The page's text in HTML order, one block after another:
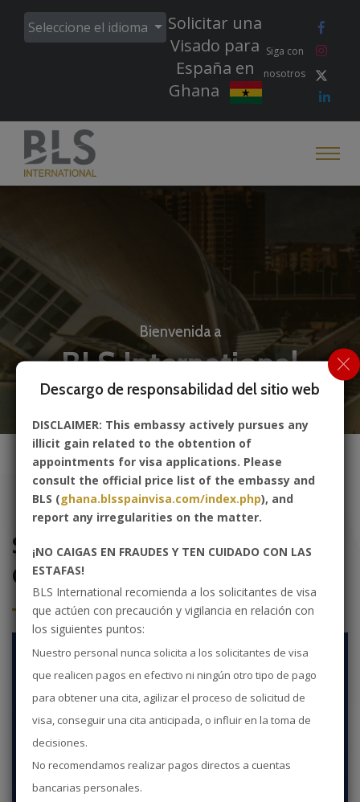
Descargo de responsabilidad del sitio web
DISCLAIMER: This embassy actively pursues any
illicit gain related to the obtention of
appointments for visa applications. Please
consult the official price list of the embassy and
BLS (ghana.blsspainvisa.com/index.php), and
report any irregularities on the matter.
¡NO CAIGAS EN FRAUDES Y TEN CUIDADO CON LAS
ESTAFAS!
BLS International recomienda a los solicitantes de visa
que actúen con precaución y vigilancia en relación con
los siguientes puntos:
Nuestro personal nunca solicita a los solicitantes de visa
que realicen pagos en efectivo ni ningún otro tipo de pago
para obtener una cita, agilizar el proceso de solicitud de
visa, conseguir una cita anticipada, o influir en la toma de
decisiones.
No recomendamos realizar pagos directos a cuentas
bancarias personales.
Seleccione el idioma
Solicitar una
Visado para
España en
Ghana
Siga con
nosotros
Bienvenida a
BLS International
Ghana
Solicitud de visa de España -
Ghana